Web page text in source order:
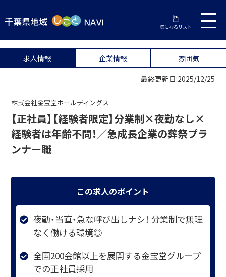
気になるリスト
求人情報 企業情報 雰囲気
最終更新日:2025/12/25
株式会社金宝堂ホールディングス
【正社員】【経験者限定】分業制×夜勤なし×
経験者は年齢不問！／急成長企業の葬祭プラ
ンナー職
この求人のポイント
夜勤・当直・急な呼び出しナシ！ 分業制で無理
なく働ける環境◎
全国200会館以上を展開する金宝堂グループ
での正社員採用